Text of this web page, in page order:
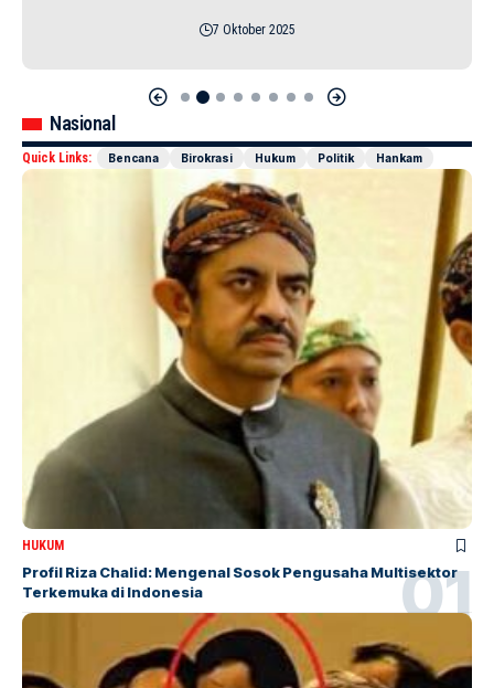
Nasional
Quick Links: Bencana Birokrasi Hukum Politik Hankam
HUKUM
Profil Riza Chalid: Mengenal Sosok Pengusaha Multisektor
Terkemuka di Indonesia